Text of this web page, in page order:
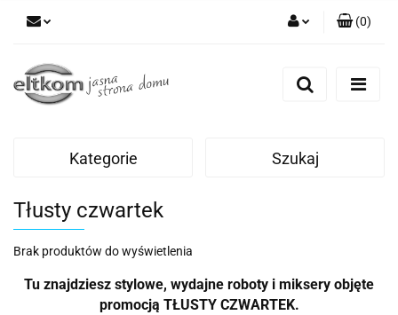
Zarejestruj się
(0)
Kategorie Szukaj
Tłusty czwartek
Brak produktów do wyświetlenia
Tu znajdziesz stylowe, wydajne roboty i miksery objęte
promocją TŁUSTY CZWARTEK.